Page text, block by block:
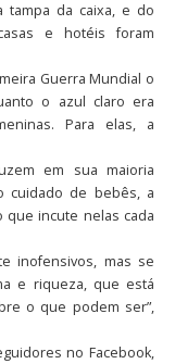
tampa da caixa, e do
e hotéis foram
Guerra Mundial o
o azul claro era
Para elas, a
em sua maioria
cuidado de bebês, a
que incute nelas cada
inofensivos, mas se
e riqueza, que está
o que podem ser”,
no Facebook,